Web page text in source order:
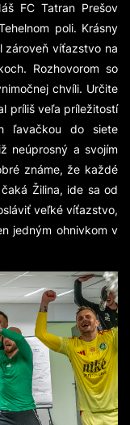
FC Tatran Prešov
poli. Krásny
zároveň víťazstvo na
Rozhovorom so
chvíli. Určite
príliš veľa príležitostí
ľavačkou do siete
neúprosný a svojím
známe, že každé
Žilina, ide sa od
veľké víťazstvo,
jedným ohnivkom v